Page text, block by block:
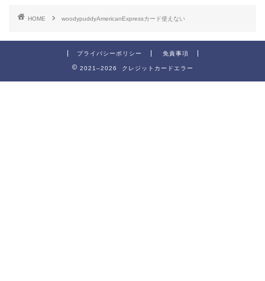
HOME woodypuddyAmericanExpressカード使えない
プライバシーポリシー 免責事項
2021–2026 クレジットカードエラー